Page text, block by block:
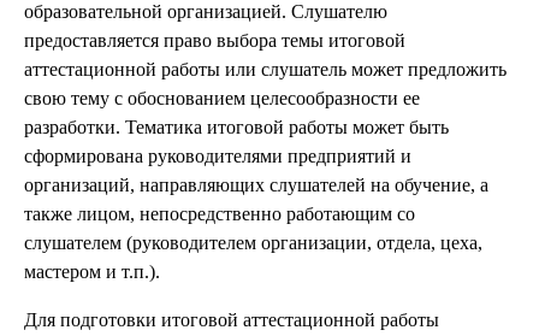
образовательной организацией. Слушателю
предоставляется право выбора темы итоговой
аттестационной работы или слушатель может предложить
свою тему с обоснованием целесообразности ее
разработки. Тематика итоговой работы может быть
сформирована руководителями предприятий и
организаций, направляющих слушателей на обучение, а
также лицом, непосредственно работающим со
слушателем (руководителем организации, отдела, цеха,
мастером и т.п.).
Для подготовки итоговой аттестационной работы